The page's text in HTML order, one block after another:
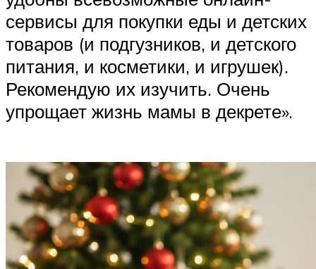
сервисы для покупки еды и детских
товаров (и подгузников, и детского
питания, и косметики, и игрушек).
Рекомендую их изучить. Очень
упрощает жизнь мамы в декрете».